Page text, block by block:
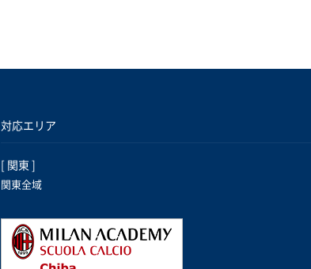
対応エリア
[ 関東 ]
関東全域